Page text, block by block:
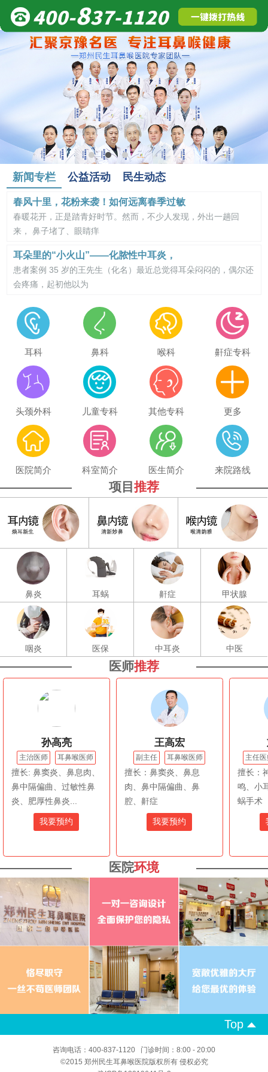
新闻专栏 公益活动 民生动态
春风十里，花粉来袭！如何远离春季过敏
春暖花开，正是踏青好时节。然而，不少人发现，外出一趟回
来， 鼻子堵了、眼睛痒
耳朵里的“小火山”——化脓性中耳炎，
患者案例 35 岁的王先生（化名）最近总觉得耳朵闷闷的，偶尔还
会疼痛，起初他以为
耳科 鼻科 喉科 鼾症专科
头颈外科 儿童专科 其他专科 更多
医院简介 科室简介 医生简介 来院路线
项目 推荐
鼻炎 耳蜗 鼾症 甲状腺
咽炎 医保 中耳炎 中医
医师推荐
孙高亮
主治医师 耳鼻喉医师
擅长: 鼻窦炎、鼻息肉、
鼻中隔偏曲、过敏性鼻
炎、肥厚性鼻炎...
我要预约
王高宏
副主任 耳鼻喉医师
擅长：鼻窦炎、鼻息
肉、鼻中隔偏曲、鼻
腔、鼾症
我要预约
主任
擅长：
鸣、小
蜗手术
医院环境
Top
咨询电话：400-837-1120 门诊时间：8:00 - 20:00
©2015 郑州民生耳鼻喉医院版权所有 侵权必究